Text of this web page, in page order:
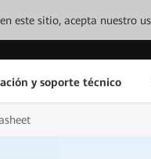
este sitio, acepta nuestro
y soporte técnico